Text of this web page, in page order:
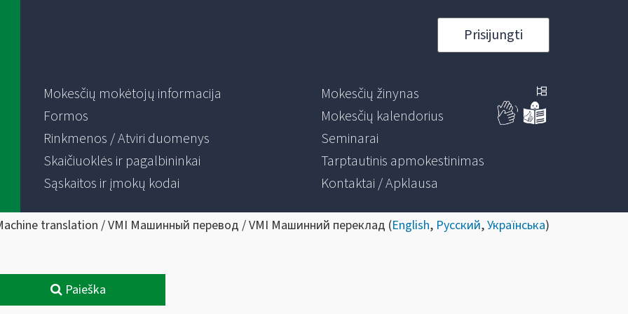
Prisijungti
Mokesčių mokėtojų informacija
Formos
Rinkmenos / Atviri duomenys
Skaičiuoklės ir pagalbininkai
Sąskaitos ir įmokų kodai
Mokesčių žinynas
Mokesčių kalendorius
Seminarai
Tarptautinis apmokestinimas
Kontaktai / Apklausa
translation / VMI Машинный перевод / VMI Машинний переклад (English, Русский,Українська)
Paieška